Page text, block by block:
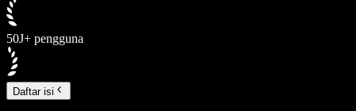
50J+ pengguna
Daftar isi